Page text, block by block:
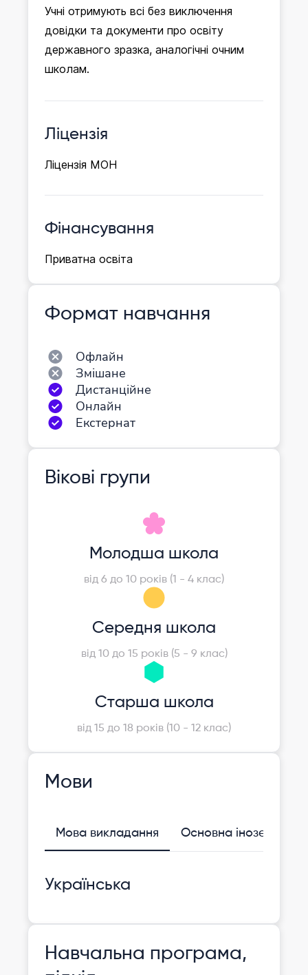
Учні отримують всі без виключення
довідки та документи про освіту
державного зразка, аналогічні очним
школам.
Ліцензія
Ліцензія МОН
Фінансування
Приватна освіта
Формат навчання
Офлайн
Змішане
Дистанційне
Онлайн
Екстернат
Вікові групи
Молодша школа
від 6 до 10 років (1 - 4 клас)
Середня школа
від 10 до 15 років (5 - 9 клас)
Старша школа
від 15 до 18 років (10 - 12 клас)
Мови
Мова викладання Основна іноземна
Українська
Навчальна програма,